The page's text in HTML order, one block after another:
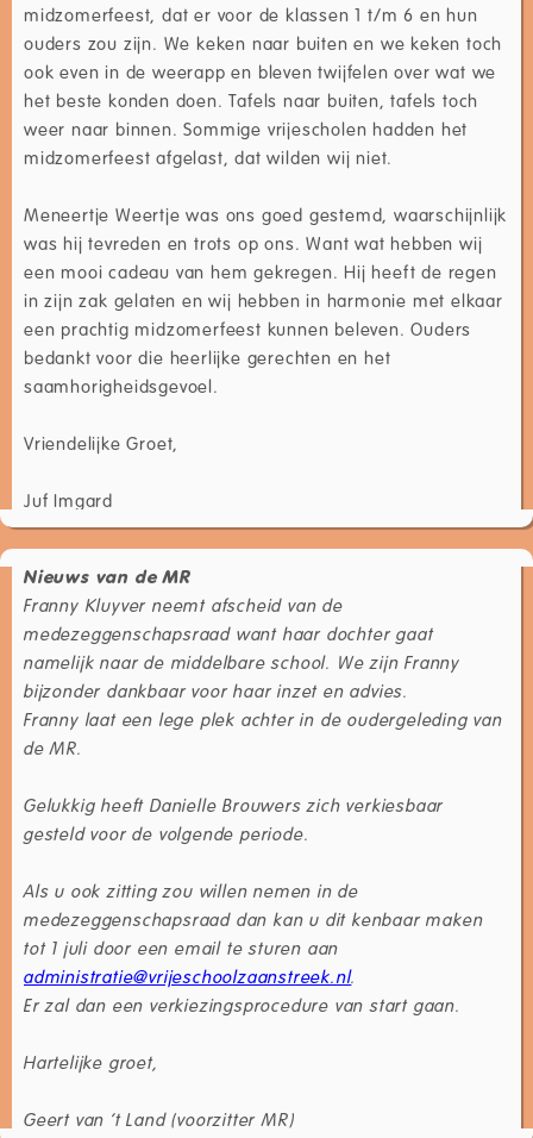
midzomerfeest, dat er voor de klassen 1 t/m 6 en hun
ouders zou zijn. We keken naar buiten en we keken toch
ook even in de weerapp en bleven twijfelen over wat we
het beste konden doen. Tafels naar buiten, tafels toch
weer naar binnen. Sommige vrijescholen hadden het
midzomerfeest afgelast, dat wilden wij niet.
Meneertje Weertje was ons goed gestemd, waarschijnlijk
was hij tevreden en trots op ons. Want wat hebben wij
een mooi cadeau van hem gekregen. Hij heeft de regen
in zijn zak gelaten en wij hebben in harmonie met elkaar
een prachtig midzomerfeest kunnen beleven. Ouders
bedankt voor die heerlijke gerechten en het
saamhorigheidsgevoel.
Vriendelijke Groet,
Juf Imgard
Nieuws van de MR
Franny Kluyver neemt afscheid van de
medezeggenschapsraad want haar dochter gaat
namelijk naar de middelbare school. We zijn Franny
bijzonder dankbaar voor haar inzet en advies.
Franny laat een lege plek achter in de oudergeleding van
de MR.
Gelukkig heeft Danielle Brouwers zich verkiesbaar
gesteld voor de volgende periode.
Als u ook zitting zou willen nemen in de
medezeggenschapsraad dan kan u dit kenbaar maken
tot 1 juli door een email te sturen aan
administratie@vrijeschoolzaanstreek.nl.
Er zal dan een verkiezingsprocedure van start gaan.
Hartelijke groet,
Geert van ’t Land (voorzitter MR)